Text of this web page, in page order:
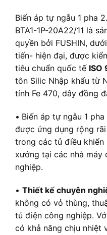
Biến áp tự ngẫu 1 pha
BTA1-1P-20A22/11 là
quyền bởi FUSHIN,
tiến- hiện đại, được
tiêu chuẩn quốc tế ISO
tôn Silic Nhập khẩu từ
tính Fe 470, dây đồng
• Biến áp tự ngẫu 1 pha
được ứng dụng rộng
trong các tủ điều khiển
xưởng tại các nhà máy
nghiệp.
• Thiết kế chuyên
không có vỏ thùng,
tủ điện công nghiệp.
có khả năng chịu nhiệt